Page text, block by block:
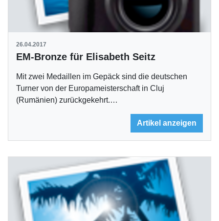
26.04.2017
EM-Bronze für Elisabeth Seitz
Mit zwei Medaillen im Gepäck sind die deutschen
Turner von der Europameisterschaft in Cluj
(Rumänien) zurückgekehrt.…
Artikel anzeigen